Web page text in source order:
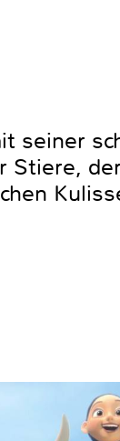
seiner